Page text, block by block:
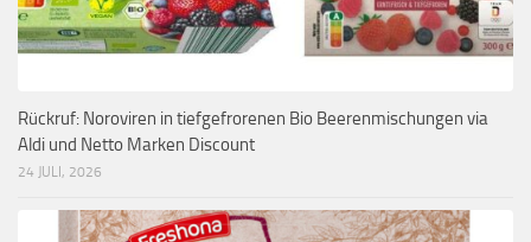
Rückruf: Noroviren in tiefgefrorenen Bio Beerenmischungen via
Aldi und Netto Marken Discount
24 JULI, 2026